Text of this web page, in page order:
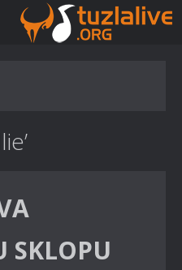
SKLOPU